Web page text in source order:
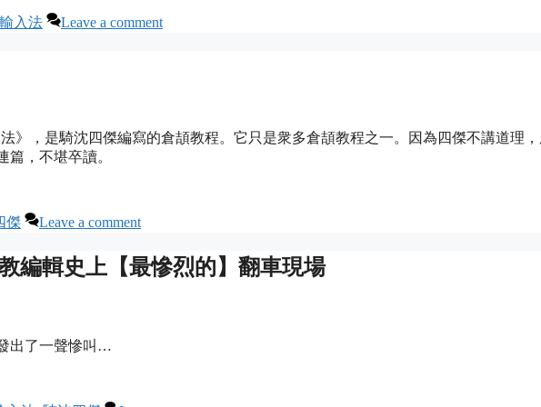
輸入法 Leave a comment
》，是騎沈四傑編寫的倉頡教程。它只是衆多倉頡教程之一。因為四傑不講道理
，不堪卒讀。
傑 Leave a comment
輯史上【最慘烈的】翻車現場
出了一聲慘叫…